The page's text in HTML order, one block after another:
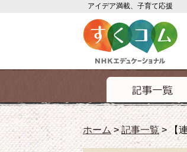
アイデア満載、子育て応援
ホーム>記事一覧>【